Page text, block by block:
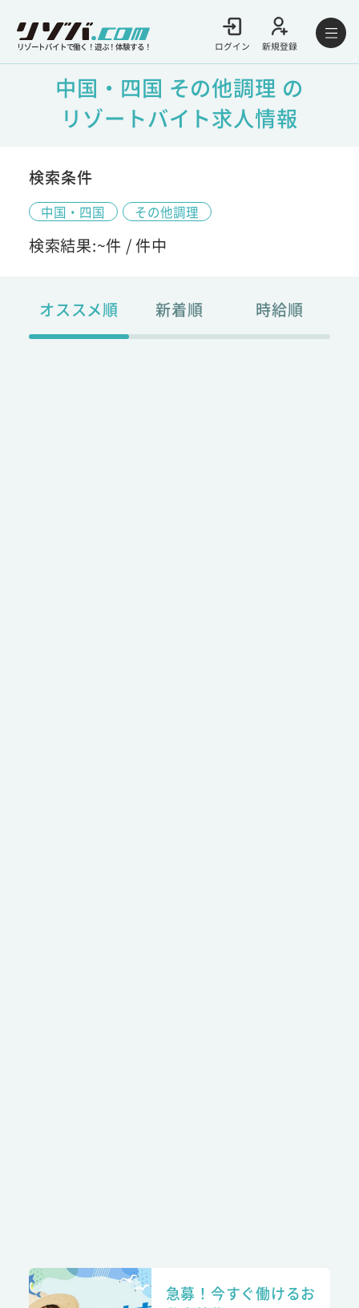
リゾートバイトで働く！遊ぶ！体験する！ ログイン 新規登録
中国・四国 その他調理 の
リゾートバイト求人情報
検索条件
中国・四国 その他調理
検索結果:~件 /件中
オススメ順 新着順 時給順
急募！今すぐ働けるお